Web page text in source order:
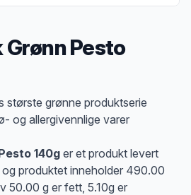
Pesto
største grønne produktserie
og allergivennlige varer
140g er et produkt levert
og produktet inneholder 490.00
50.00 g er fett, 5.10g er